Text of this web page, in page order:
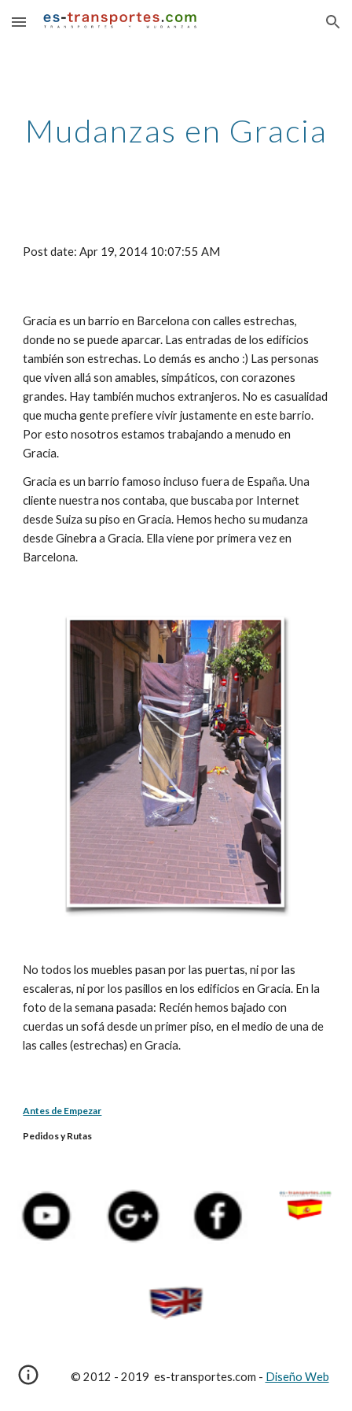
Skip to main content Skip to navigation
Mudanzas en Gracia
Post date: Apr 19, 2014 10:07:55 AM
Gracia es un barrio en Barcelona con calles estrechas,
donde no se puede aparcar. Las entradas de los edificios
también son estrechas. Lo demás es ancho :) Las personas
que viven allá son amables, simpáticos, con corazones
grandes. Hay también muchos extranjeros. No es casualidad
que mucha gente prefiere vivir justamente en este barrio.
Por esto nosotros estamos trabajando a menudo en
Gracia.
Gracia es un barrio famoso incluso fuera de España. Una
cliente nuestra nos contaba, que buscaba por Internet
desde Suiza su piso en Gracia. Hemos hecho su mudanza
desde Ginebra a Gracia. Ella viene por primera vez en
Barcelona.
No todos los muebles pasan por las puertas, ni por las
escaleras, ni por los pasillos en los edificios en Gracia. En la
foto de la semana pasada: Recién hemos bajado con
cuerdas un sofá desde un primer piso, en el medio de una de
las calles (estrechas) en Gracia.
Antes de Empezar
Pedidos y Rutas
© 2012 - 2019 es-transportes.com - Diseño Web